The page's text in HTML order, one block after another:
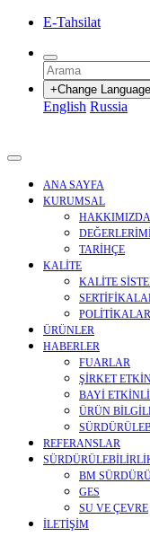
E-Tahsilat
+Change Language
English Russia
ANA SAYFA
KURUMSAL
HAKKIMIZDA
TARİHÇE
KALİTE
KALİTE
POLİTİKALAR
ÜRÜNLER
HABERLER
FUARLAR
ŞİRKET
BAYİ
ÜRÜN
REFERANSLAR
BM
GES
SU VE ÇEVRE
İLETİŞİM